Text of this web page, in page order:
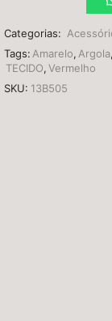
Categorias:
Tags:Amarelo,Argola,
TECIDO,Vermelho
SKU: 13B505